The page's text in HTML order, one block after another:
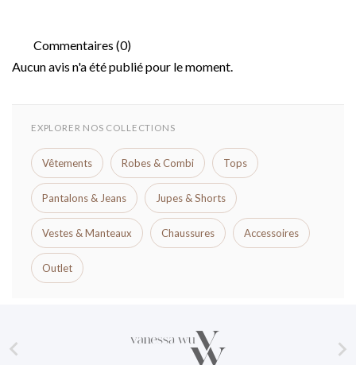
Commentaires (0)
Aucun avis n'a été publié pour le moment.
EXPLORER NOS COLLECTIONS
Vêtements Robes & Combi Tops
Pantalons & Jeans Jupes & Shorts
Vestes & Manteaux Chaussures Accessoires
Outlet
 